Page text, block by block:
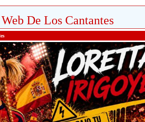
De Los Cantantes